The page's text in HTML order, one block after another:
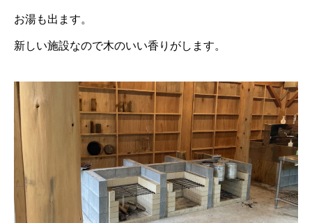
お湯も出ます。
新しい施設なので木のいい香りがします。